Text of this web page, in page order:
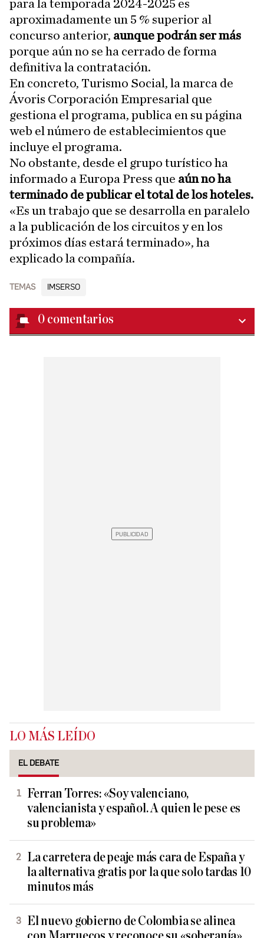
para la temporada 2024-2025 es
aproximadamente un 5 % superior al
concurso anterior, aunque podrán ser más
porque aún no se ha cerrado de forma
definitiva la contratación.
En concreto, Turismo Social, la marca de
Ávoris Corporación Empresarial que
gestiona el programa, publica en su página
web el número de establecimientos que
incluye el programa.
No obstante, desde el grupo turístico ha
informado a Europa Press que aún no ha
terminado de publicar el total de los hoteles.
«Es un trabajo que se desarrolla en paralelo
a la publicación de los circuitos y en los
próximos días estará terminado», ha
explicado la compañía.
TEMAS IMSERSO
0 comentarios
LO MÁS LEÍDO
EL DEBATE
Ferran Torres: «Soy valenciano,
valencianista y español. A quien le pese es
su problema»
La carretera de peaje más cara de España y
la alternativa gratis por la que solo tardas 10
minutos más
El nuevo gobierno de Colombia se alinea